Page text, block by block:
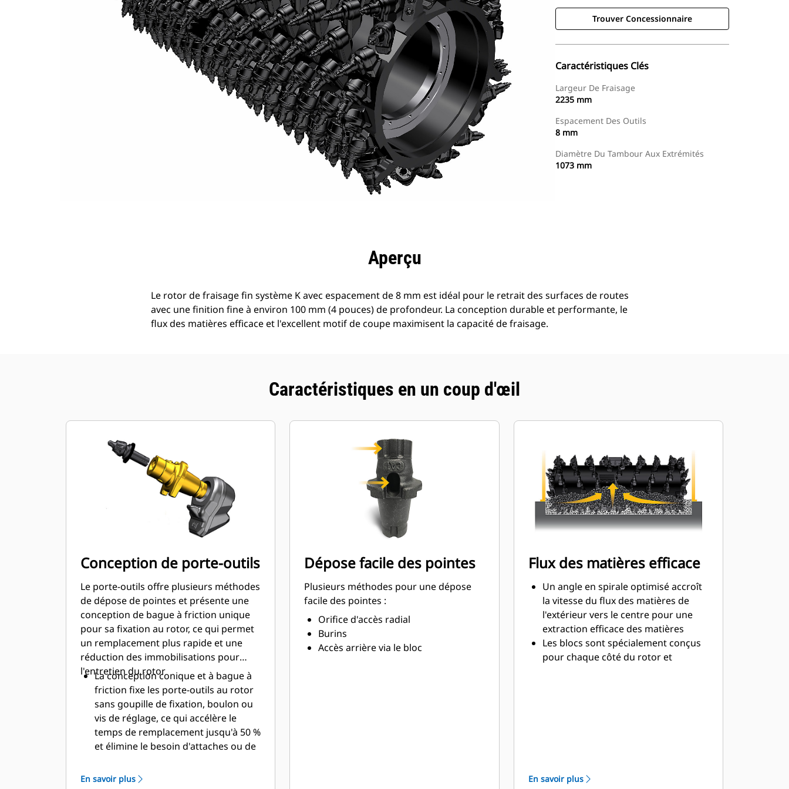
Trouver Concessionnaire
Caractéristiques Clés
Largeur De Fraisage
2235 mm
Espacement Des Outils
8 mm
Diamètre Du Tambour Aux Extrémités
1073 mm
Aperçu
Le rotor de fraisage fin système K avec espacement de 8 mm est idéal pour le retrait des surfaces de routes
avec une finition fine à environ 100 mm (4 pouces) de profondeur. La conception durable et performante, le
flux des matières efficace et l'excellent motif de coupe maximisent la capacité de fraisage.
Caractéristiques en un coup d'œil
Conception de porte-outils
Le porte-outils offre plusieurs méthodes
de dépose de pointes et présente une
conception de bague à friction unique
pour sa fixation au rotor, ce qui permet
un remplacement plus rapide et une
réduction des immobilisations pour
l'entretien du rotor
La conception conique et à bague à
friction fixe les porte-outils au rotor
sans goupille de fixation, boulon ou
vis de réglage, ce qui accélère le
temps de remplacement jusqu'à 50 %
et élimine le besoin d'attaches ou de
Le collier d'usure 20 mm est plus
En savoir plus
Dépose facile des pointes
Plusieurs méthodes pour une dépose
facile des pointes :
Orifice d'accès radial
Burins
Accès arrière via le bloc
Flux des matières efficace
Un angle en spirale optimisé accroît
la vitesse du flux des matières de
l'extérieur vers le centre pour une
extraction efficace des matières
Les blocs sont spécialement conçus
pour chaque côté du rotor et
La conception du rotor réduit l'usure
En savoir plus